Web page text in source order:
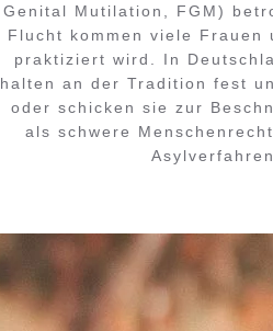
Genital Mutilation, FGM)
Flucht kommen viele Frauen
praktiziert wird. In
halten an der Tradition fest
oder schicken sie zur
als schwere